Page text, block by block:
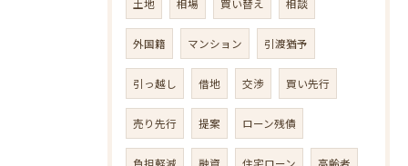
土地 相場 買い替え 相談
外国籍 マンション 引渡猶予
引っ越し 借地 交渉 買い先行
売り先行 提案 ローン残債
負担軽減 融資 住宅ローン 高齢者